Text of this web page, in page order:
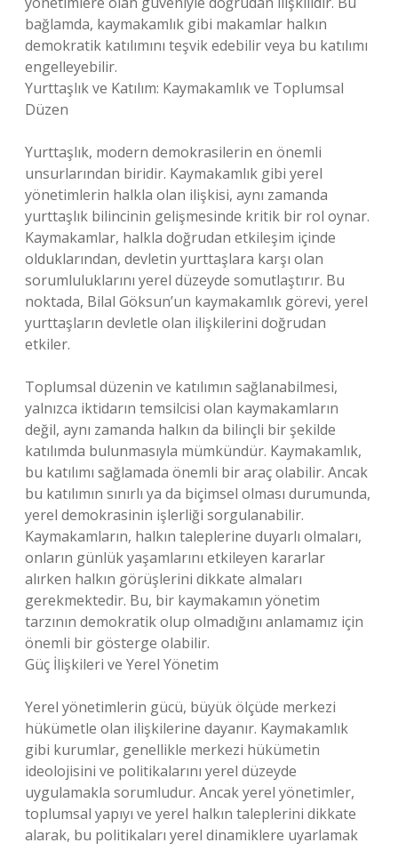
bağlamda, kaymakamlık gibi makamlar halkın
demokratik katılımını teşvik edebilir veya bu katılımı
engelleyebilir.
Yurttaşlık ve Katılım: Kaymakamlık ve Toplumsal
Düzen
Yurttaşlık, modern demokrasilerin en önemli
unsurlarından biridir. Kaymakamlık gibi yerel
yönetimlerin halkla olan ilişkisi, aynı zamanda
yurttaşlık bilincinin gelişmesinde kritik bir rol oynar.
Kaymakamlar, halkla doğrudan etkileşim içinde
olduklarından, devletin yurttaşlara karşı olan
sorumluluklarını yerel düzeyde somutlaştırır. Bu
noktada, Bilal Göksun’un kaymakamlık görevi, yerel
yurttaşların devletle olan ilişkilerini doğrudan
etkiler.
Toplumsal düzenin ve katılımın sağlanabilmesi,
yalnızca iktidarın temsilcisi olan kaymakamların
değil, aynı zamanda halkın da bilinçli bir şekilde
katılımda bulunmasıyla mümkündür. Kaymakamlık,
bu katılımı sağlamada önemli bir araç olabilir. Ancak
bu katılımın sınırlı ya da biçimsel olması durumunda,
yerel demokrasinin işlerliği sorgulanabilir.
Kaymakamların, halkın taleplerine duyarlı olmaları,
onların günlük yaşamlarını etkileyen kararlar
alırken halkın görüşlerini dikkate almaları
gerekmektedir. Bu, bir kaymakamın yönetim
tarzının demokratik olup olmadığını anlamamız için
önemli bir gösterge olabilir.
Güç İlişkileri ve Yerel Yönetim
Yerel yönetimlerin gücü, büyük ölçüde merkezi
hükümetle olan ilişkilerine dayanır. Kaymakamlık
gibi kurumlar, genellikle merkezi hükümetin
ideolojisini ve politikalarını yerel düzeyde
uygulamakla sorumludur. Ancak yerel yönetimler,
toplumsal yapıyı ve yerel halkın taleplerini dikkate
alarak, bu politikaları yerel dinamiklere uyarlamak